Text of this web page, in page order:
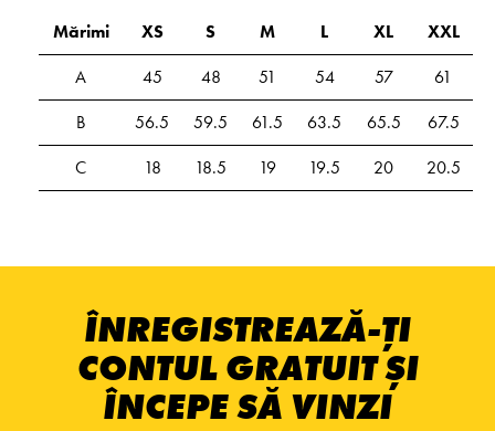
Mărimi XS S M L XL
XXL
A
45 48 51 54 57
61
B
56.5 59.5 61.5 63.5 65.5
67.5
C
18 18.5 19 19.5 20 20.5
ÎNREGISTREAZĂ-ȚI
CONTUL GRATUIT ȘI
ÎNCEPE SĂ VINZI